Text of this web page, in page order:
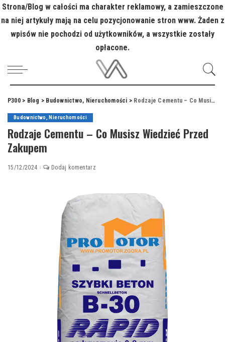
Strona/Blog w całości ma charakter reklamowy, a zamieszczone
na niej artykuły mają na celu pozycjonowanie stron www. Żaden z
wpisów nie pochodzi od użytkowników, a wszystkie zostały
opłacone.
P300> Blog > Budownictwo, Nieruchomości > Rodzaje Cementu – Co Musisz Wiedzieć Przed Zakupem
Budownictwo, Nieruchomości
Rodzaje Cementu – Co Musisz Wiedzieć Przed
Zakupem
15/12/2024 Dodaj komentarz